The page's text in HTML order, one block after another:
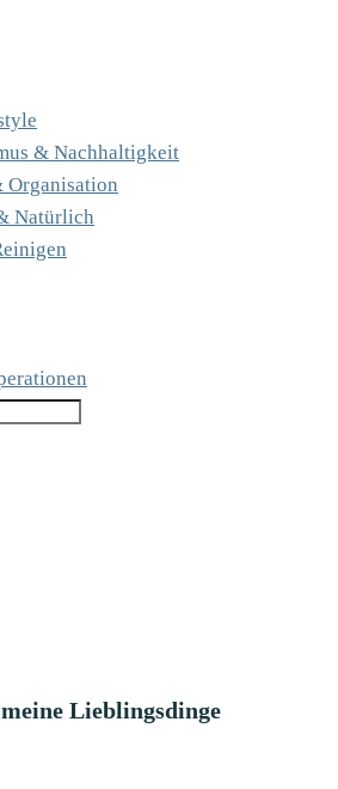
& Nachhaltigkeit
Organisation
Natürlich
meine Lieblingsdinge